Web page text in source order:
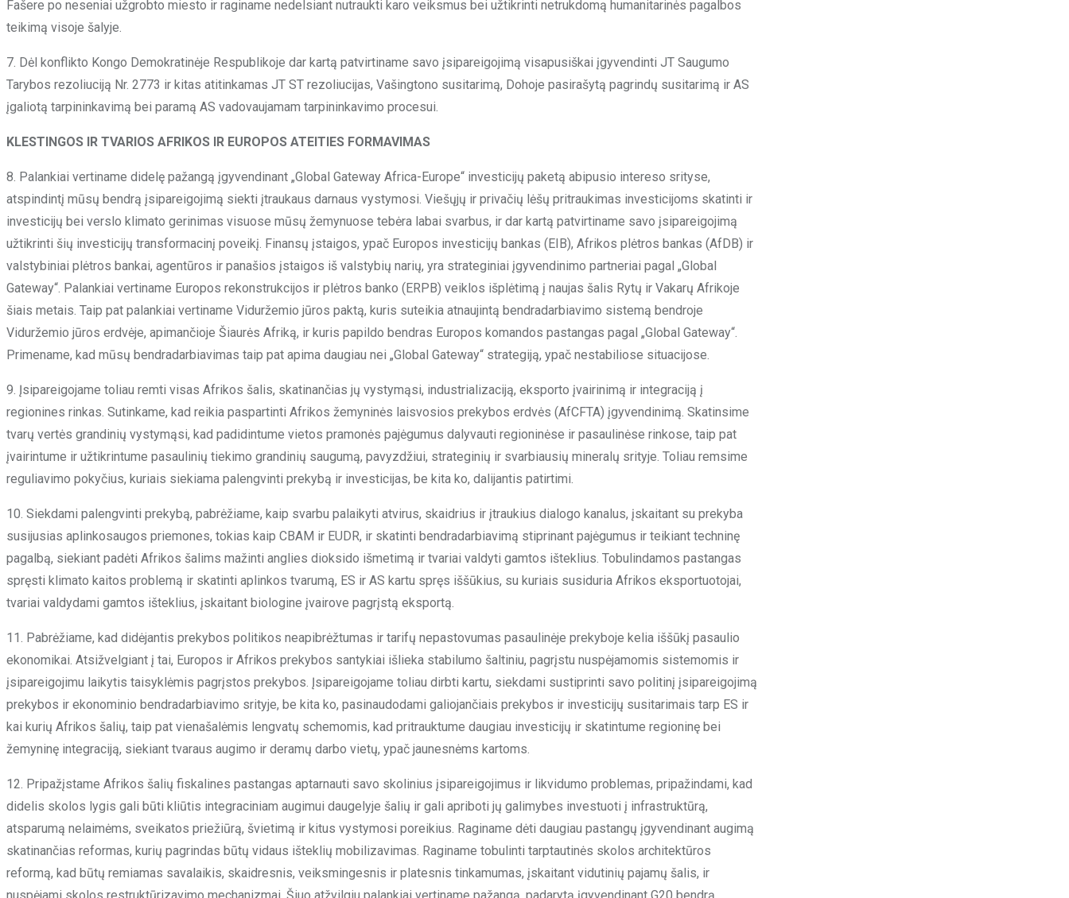
Fašere po neseniai užgrobto miesto ir raginame nedelsiant nutraukti karo veiksmus bei užtikrinti netrukdomą humanitarinės pagalbos
teikimą visoje šalyje.
7. Dėl konflikto Kongo Demokratinėje Respublikoje dar kartą patvirtiname savo įsipareigojimą visapusiškai įgyvendinti JT Saugumo
Tarybos rezoliuciją Nr. 2773 ir kitas atitinkamas JT ST rezoliucijas, Vašingtono susitarimą, Dohoje pasirašytą pagrindų susitarimą ir AS
įgaliotą tarpininkavimą bei paramą AS vadovaujamam tarpininkavimo procesui.
KLESTINGOS IR TVARIOS AFRIKOS IR EUROPOS ATEITIES FORMAVIMAS
8. Palankiai vertiname didelę pažangą įgyvendinant „Global Gateway Africa-Europe“ investicijų paketą abipusio intereso srityse,
atspindintį mūsų bendrą įsipareigojimą siekti įtraukaus darnaus vystymosi. Viešųjų ir privačių lėšų pritraukimas investicijoms skatinti ir
investicijų bei verslo klimato gerinimas visuose mūsų žemynuose tebėra labai svarbus, ir dar kartą patvirtiname savo įsipareigojimą
užtikrinti šių investicijų transformacinį poveikį. Finansų įstaigos, ypač Europos investicijų bankas (EIB), Afrikos plėtros bankas (AfDB) ir
valstybiniai plėtros bankai, agentūros ir panašios įstaigos iš valstybių narių, yra strateginiai įgyvendinimo partneriai pagal „Global
Gateway“. Palankiai vertiname Europos rekonstrukcijos ir plėtros banko (ERPB) veiklos išplėtimą į naujas šalis Rytų ir Vakarų Afrikoje
šiais metais. Taip pat palankiai vertiname Viduržemio jūros paktą, kuris suteikia atnaujintą bendradarbiavimo sistemą bendroje
Viduržemio jūros erdvėje, apimančioje Šiaurės Afriką, ir kuris papildo bendras Europos komandos pastangas pagal „Global Gateway“.
Primename, kad mūsų bendradarbiavimas taip pat apima daugiau nei „Global Gateway“ strategiją, ypač nestabiliose situacijose.
9. Įsipareigojame toliau remti visas Afrikos šalis, skatinančias jų vystymąsi, industrializaciją, eksporto įvairinimą ir integraciją į
regionines rinkas. Sutinkame, kad reikia paspartinti Afrikos žemyninės laisvosios prekybos erdvės (AfCFTA) įgyvendinimą. Skatinsime
tvarų vertės grandinių vystymąsi, kad padidintume vietos pramonės pajėgumus dalyvauti regioninėse ir pasaulinėse rinkose, taip pat
įvairintume ir užtikrintume pasaulinių tiekimo grandinių saugumą, pavyzdžiui, strateginių ir svarbiausių mineralų srityje. Toliau remsime
reguliavimo pokyčius, kuriais siekiama palengvinti prekybą ir investicijas, be kita ko, dalijantis patirtimi.
10. Siekdami palengvinti prekybą, pabrėžiame, kaip svarbu palaikyti atvirus, skaidrius ir įtraukius dialogo kanalus, įskaitant su prekyba
susijusias aplinkosaugos priemones, tokias kaip CBAM ir EUDR, ir skatinti bendradarbiavimą stiprinant pajėgumus ir teikiant techninę
pagalbą, siekiant padėti Afrikos šalims mažinti anglies dioksido išmetimą ir tvariai valdyti gamtos išteklius. Tobulindamos pastangas
spręsti klimato kaitos problemą ir skatinti aplinkos tvarumą, ES ir AS kartu spręs iššūkius, su kuriais susiduria Afrikos eksportuotojai,
tvariai valdydami gamtos išteklius, įskaitant biologine įvairove pagrįstą eksportą.
11. Pabrėžiame, kad didėjantis prekybos politikos neapibrėžtumas ir tarifų nepastovumas pasaulinėje prekyboje kelia iššūkį pasaulio
ekonomikai. Atsižvelgiant į tai, Europos ir Afrikos prekybos santykiai išlieka stabilumo šaltiniu, pagrįstu nuspėjamomis sistemomis ir
įsipareigojimu laikytis taisyklėmis pagrįstos prekybos. Įsipareigojame toliau dirbti kartu, siekdami sustiprinti savo politinį įsipareigojimą
prekybos ir ekonominio bendradarbiavimo srityje, be kita ko, pasinaudodami galiojančiais prekybos ir investicijų susitarimais tarp ES ir
kai kurių Afrikos šalių, taip pat vienašalėmis lengvatų schemomis, kad pritrauktume daugiau investicijų ir skatintume regioninę bei
žemyninę integraciją, siekiant tvaraus augimo ir deramų darbo vietų, ypač jaunesnėms kartoms.
12. Pripažįstame Afrikos šalių fiskalines pastangas aptarnauti savo skolinius įsipareigojimus ir likvidumo problemas, pripažindami, kad
didelis skolos lygis gali būti kliūtis integraciniam augimui daugelyje šalių ir gali apriboti jų galimybes investuoti į infrastruktūrą,
atsparumą nelaimėms, sveikatos priežiūrą, švietimą ir kitus vystymosi poreikius. Raginame dėti daugiau pastangų įgyvendinant augimą
skatinančias reformas, kurių pagrindas būtų vidaus išteklių mobilizavimas. Raginame tobulinti tarptautinės skolos architektūros
reformą, kad būtų remiamas savalaikis, skaidresnis, veiksmingesnis ir platesnis tinkamumas, įskaitant vidutinių pajamų šalis, ir